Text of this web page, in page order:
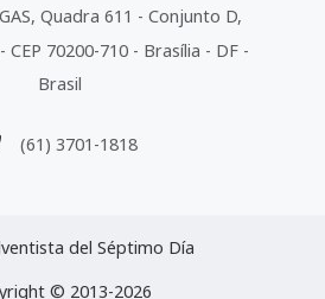
Quadra 611 - Conjunto D,
CEP 70200-710 - Brasília - DF -
Brasil
(61) 3701-1818
del Séptimo Día
© 2013-2026